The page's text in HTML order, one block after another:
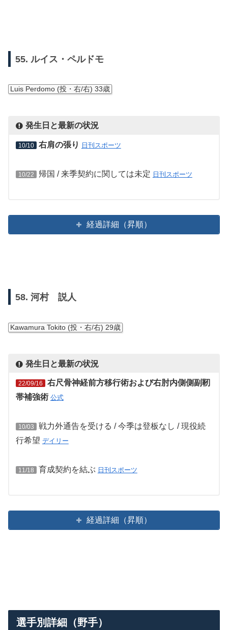
55. ルイス・ペルドモ
Luis Perdomo (投・右/右) 33歳
発生日と最新の状況
10/10 右肩の張り 日刊スポーツ
10/22 帰国 / 来季契約に関しては未定 日刊スポーツ
経過詳細（昇順）
58. 河村 説人
Kawamura Tokito (投・右/右) 29歳
発生日と最新の状況
22/09/16
右尺骨神経前方移行術および右肘内側側副靭
帯補強術 公式
10/03 戦力外通告を受ける / 今季は登板なし / 現役続
行希望 デイリー
11/18 育成契約を結ぶ 日刊スポーツ
経過詳細（昇順）
選手別詳細（野手）